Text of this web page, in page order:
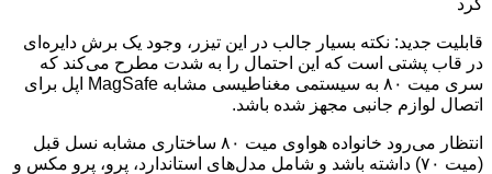
قابلیت جدید: نکته بسیار جالب در این تیزر، وجود یک برش دایره‌ای
در قاب پشتی است که این احتمال را به شدت مطرح می‌کند که
سری میت ۸۰ به سیستمی مغناطیسی مشابه MagSafe اپل برای
اتصال لوازم جانبی مجهز شده باشد.
انتظار می‌رود خانواده هواوی میت ۸۰ ساختاری مشابه نسل قبل
(میت ۷۰) داشته باشد و شامل مدل‌های استاندارد، پرو، پرو مکس و